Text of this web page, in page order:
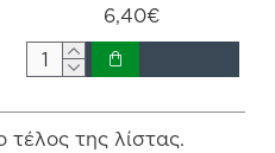
6,40€
της λίστας.